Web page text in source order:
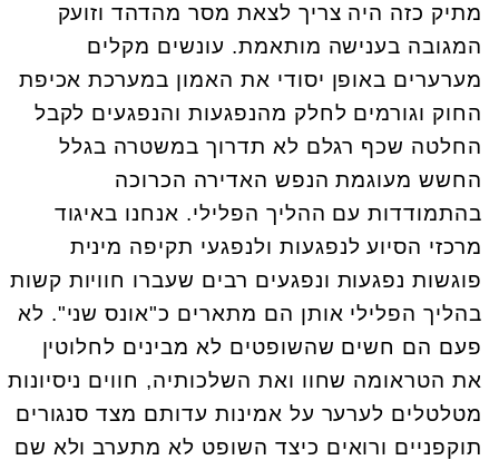
מתיק כזה היה צריך לצאת מסר מהדהד וזועק
המגובה בענישה מותאמת. עונשים מקלים
מערערים באופן יסודי את האמון במערכת אכיפת
החוק וגורמים לחלק מהנפגעות והנפגעים לקבל
החלטה שכף רגלם לא תדרוך במשטרה בגלל
החשש מעוגמת הנפש האדירה הכרוכה
בהתמודדות עם ההליך הפלילי. אנחנו באיגוד
מרכזי הסיוע לנפגעות ולנפגעי תקיפה מינית
פוגשות נפגעות ונפגעים רבים שעברו חוויות קשות
בהליך הפלילי אותן הם מתארים כ"אונס שני". לא
פעם הם חשים שהשופטים לא מבינים לחלוטין
את הטראומה שחוו ואת השלכותיה, חווים ניסיונות
מטלטלים לערער על אמינות עדותם מצד סנגורים
תוקפניים ורואים כיצד השופט לא מתערב ולא שם